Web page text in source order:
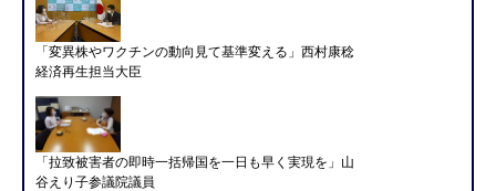
「変異株やワクチンの動向見て基準変える」西村康稔
経済再生担当大臣
「拉致被害者の即時一括帰国を一日も早く実現を」山
谷えり子参議院議員